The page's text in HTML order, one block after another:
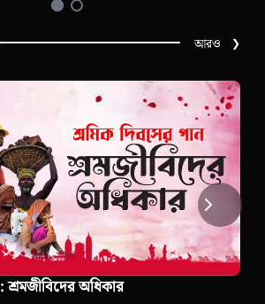
আরও ❯
এসো এই নিরন্ন মানুষের হাতে